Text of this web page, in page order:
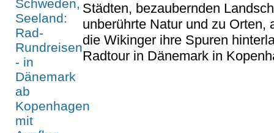
Städten, bezaubernden
unberührte Natur und zu Orten,
die Wikinger ihre Spuren
Radtour in Dänemark in